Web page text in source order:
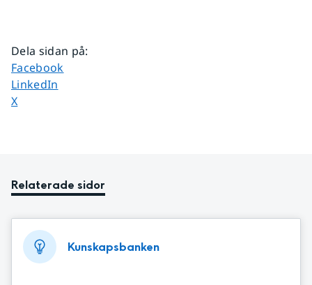
Dela sidan på:
Dela sidan på
Facebook
Dela sidan på
LinkedIn
Dela sidan på
X
Relaterade sidor
Kunskapsbanken